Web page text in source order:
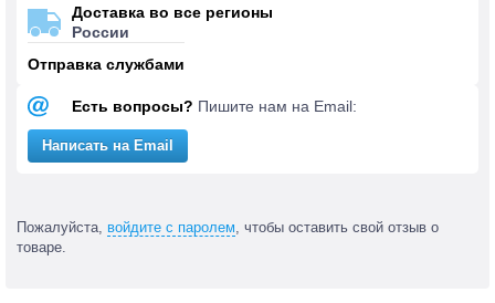
Доставка во все регионы
России
Отправка службами
Есть вопросы? Пишите нам на Email:
Написать на Email
Пожалуйста, войдите с паролем , чтобы оставить свой отзыв о
товаре.